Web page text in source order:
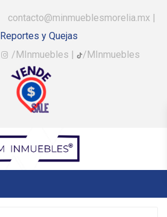
contacto@minmueblesmorelia.mx |
Reportes y Quejas
/MInmuebles | /MInmuebles